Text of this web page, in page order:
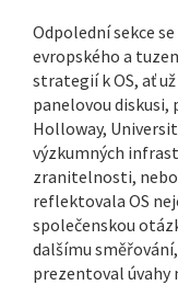
Odpolední sekce
evropského a
strategií k OS, ať
panelovou diskusi,
Holloway,
výzkumných
zranitelnosti,
reflektovala OS
společenskou
dalšímu směřování,
prezentoval úvahy